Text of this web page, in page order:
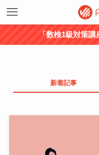
「数検1級対策
新着記事